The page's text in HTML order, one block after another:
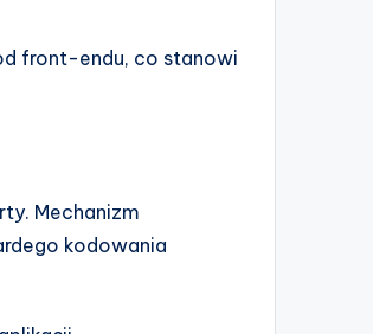
front-endu, co stanowi
Mechanizm
kodowania